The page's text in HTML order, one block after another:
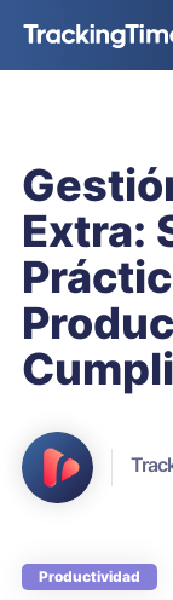
Extra:
Productividad